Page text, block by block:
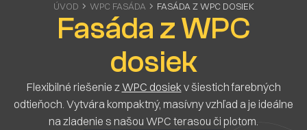
ÚVOD WPC FASÁDA FASÁDA Z WPC DOSIEK
Fasáda z WPC
dosiek
Flexibilné riešenie zWPC dosiekv šiestich farebných
odtieňoch. Vytvára kompaktný, masívny vzhľad a je ideálne
na zladenie s našou WPC terasou či plotom.